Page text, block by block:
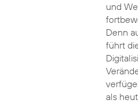
und
Denn
führt
als